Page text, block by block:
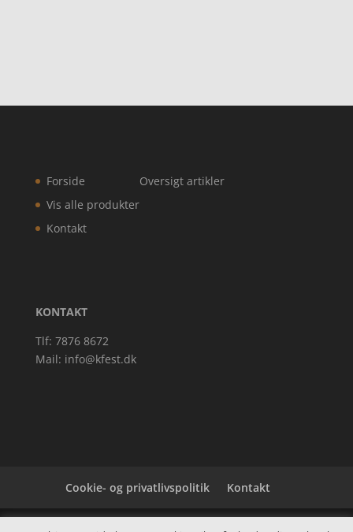
Forside
Vis alle produkter
Kontakt
Oversigt artikler
KONTAKT
Tlf: 7876 8672
Mail: info@kfest.dk
Cookie- og privatlivspolitik Kontakt